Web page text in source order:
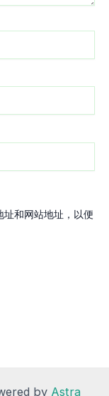
和网站地址，以便
by Astra